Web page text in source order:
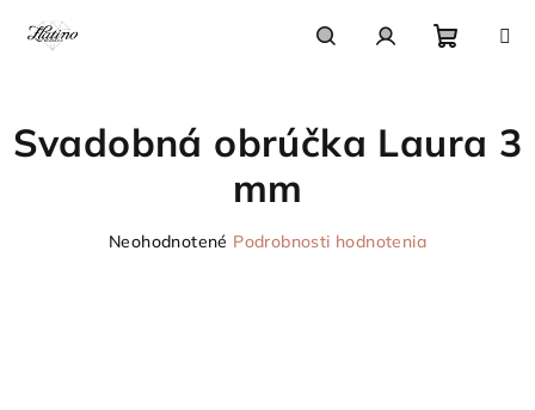
košík
Svadobná obrúčka Laura 3
mm
Priemerné
Neohodnotené Podrobnosti hodnotenia